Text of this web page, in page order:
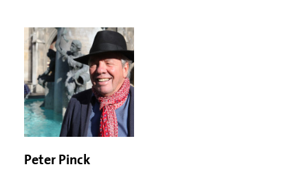
Peter Pinck